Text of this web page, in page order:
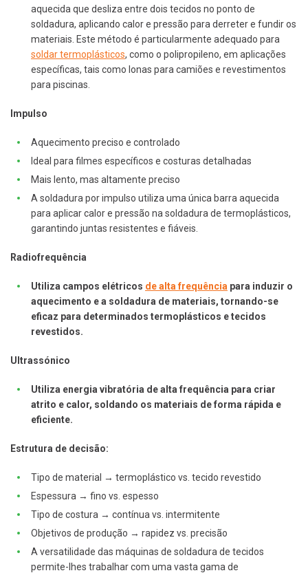
aquecida que desliza entre dois tecidos no ponto de
soldadura, aplicando calor e pressão para derreter e fundir os
materiais. Este método é particularmente adequado para
soldar termoplásticos, como o polipropileno, em aplicações
específicas, tais como lonas para camiões e revestimentos
para piscinas.
Impulso
Aquecimento preciso e controlado
Ideal para filmes específicos e costuras detalhadas
Mais lento, mas altamente preciso
A soldadura por impulso utiliza uma única barra aquecida
para aplicar calor e pressão na soldadura de termoplásticos,
garantindo juntas resistentes e fiáveis.
Radiofrequência
Utiliza campos elétricos de alta frequência para induzir o
aquecimento e a soldadura de materiais, tornando-se
eficaz para determinados termoplásticos e tecidos
revestidos.
Ultrassónico
Utiliza energia vibratória de alta frequência para criar
atrito e calor, soldando os materiais de forma rápida e
eficiente.
Estrutura de decisão:
Tipo de material → termoplástico vs. tecido revestido
Espessura → fino vs. espesso
Tipo de costura → contínua vs. intermitente
Objetivos de produção → rapidez vs. precisão
A versatilidade das máquinas de soldadura de tecidos
permite-lhes trabalhar com uma vasta gama de